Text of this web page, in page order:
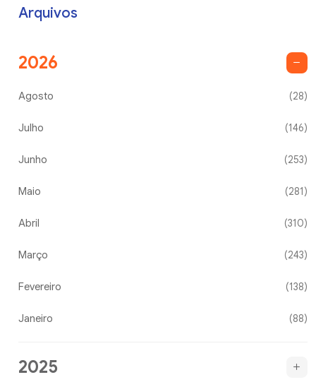
Arquivos
2026
Agosto (28)
Julho (146)
Junho (253)
Maio (281)
Abril (310)
Março (243)
Fevereiro (138)
Janeiro (88)
2025